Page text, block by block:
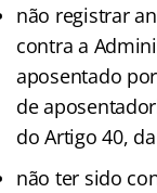
não registrar
contra a
aposentado
de
do Artigo 40,
não ter sido